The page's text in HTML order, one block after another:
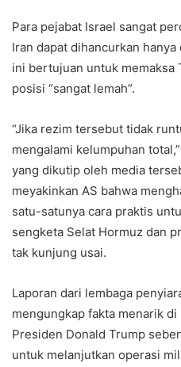
Para pejabat Israel sangat
Iran dapat dihancurkan
ini bertujuan untuk memaksa
posisi “sangat lemah”.
“Jika rezim tersebut tidak
mengalami kelumpuhan
yang dikutip oleh media
meyakinkan AS bahwa
satu-satunya cara praktis
sengketa Selat Hormuz dan
tak kunjung usai.
Laporan dari lembaga
mengungkap fakta menarik
Presiden Donald Trump
untuk melanjutkan operasi